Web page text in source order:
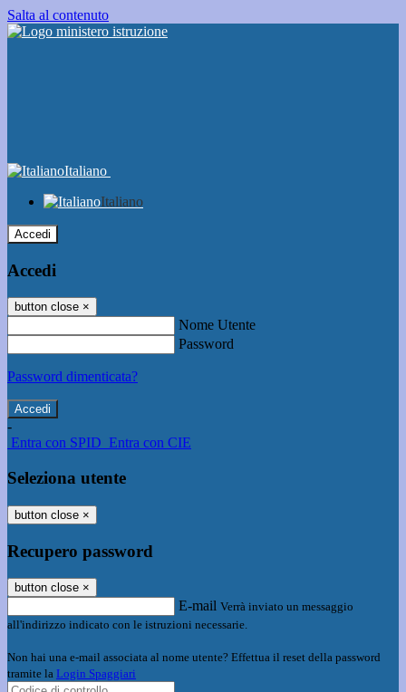
Salta al contenuto
Italiano
Italiano
Accedi
Accedi
button close ×
Nome Utente
Password
Password dimenticata?
-
Entra con SPID Entra con CIE
Seleziona utente
button close ×
Recupero password
button close ×
E-mail Verrà inviato un messaggio
all'indirizzo indicato con le istruzioni necessarie.
Non hai una e-mail associata al nome utente? Effettua il reset della password
tramite la Login Spaggiari